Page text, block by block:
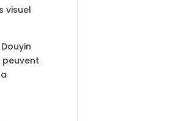
visuel